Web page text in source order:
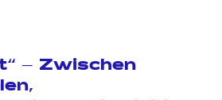
– Zwischen